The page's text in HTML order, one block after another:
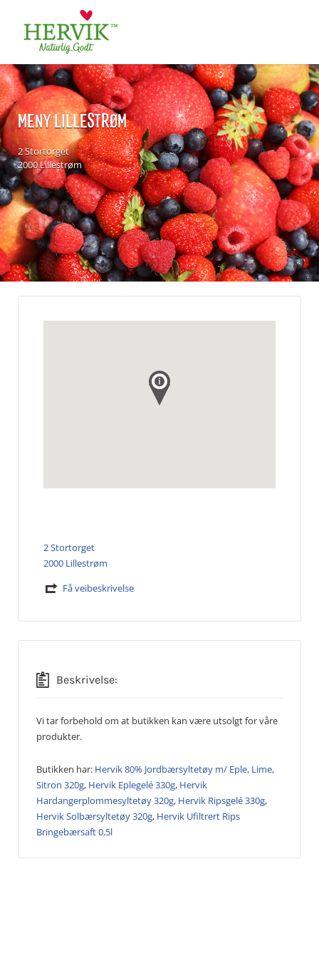
for:
MENY LILLESTRØM
2 Stortorget
2000 Lillestrøm
2 Stortorget
2000 Lillestrøm
Få veibeskrivelse
Beskrivelse:
Vi tar forbehold om at butikken kan være utsolgt for våre
produkter.
Butikken har: Hervik 80% Jordbærsyltetøy m/ Eple, Lime,
Sitron 320g, Hervik Eplegelé 330g, Hervik
Hardangerplommesyltetøy 320g, Hervik Ripsgelé 330g,
Hervik Solbærsyltetøy 320g, Hervik Ufiltrert Rips
Bringebærsaft 0,5l